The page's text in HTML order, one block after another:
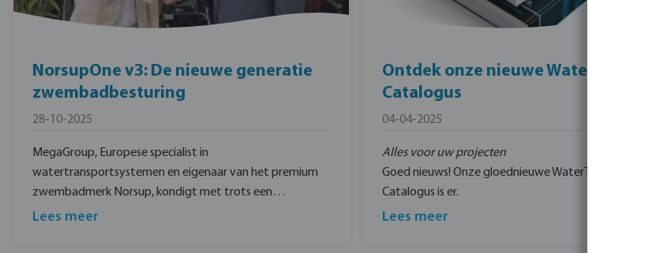
NorsupOne v3: De nieuwe generatie
zwembadbesturing
28-10-2025
MegaGroup, Europese specialist in
watertransportsystemen en eigenaar van het premium
zwembadmerk Norsup, kondigt met trots een
strategische samenwerking aan met Europe Pool
Lees meer
Ontdek onze nieuwe WaterTechniek
Catalogus
04-04-2025
Alles voor uw projecten
Goed nieuws! Onze gloednieuwe WaterTechniek
Catalogus is er.
Lees meer